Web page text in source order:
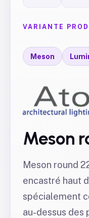
VARIANTE
Meson
Meson
Meson round
encastré haut
spécialement
au-dessus des